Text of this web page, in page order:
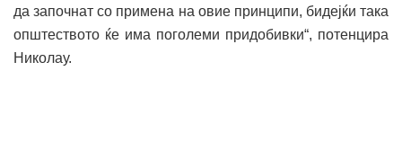
да започнат со примена на овие принципи, бидејќи така
општеството ќе има поголеми придобивки“, потенцира
Николау.